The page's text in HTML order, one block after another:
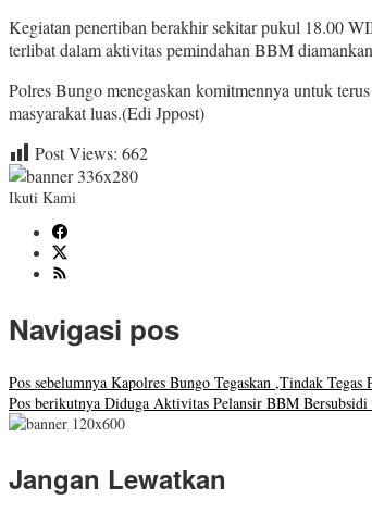
Kegiatan penertiban berakhir sekitar pukul 18.00
terlibat dalam aktivitas pemindahan BBM
Polres Bungo menegaskan komitmennya untuk
masyarakat luas.(Edi Jppost)
Post Views: 662
Ikuti Kami
Navigasi pos
Pos sebelumnya Kapolres Bungo Tegaskan ,Tindak
Pos berikutnya Diduga Aktivitas Pelansir BBM
Jangan Lewatkan